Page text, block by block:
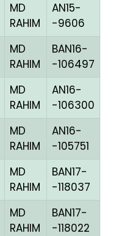
MD
RAHIM
AN15-
-9606
MD
RAHIM
BAN16-
-106497
MD
RAHIM
AN16-
-106300
MD
RAHIM
AN16-
-105751
MD
RAHIM
BAN17-
-118037
MD
RAHIM
BAN17-
-118022